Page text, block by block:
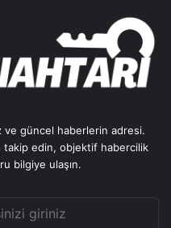
ve güncel haberlerin adresi.
takip edin, objektif habercilik
bilgiye ulaşın.